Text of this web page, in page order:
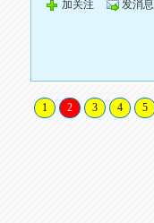
加关注 发消息
1 2 3 4 5